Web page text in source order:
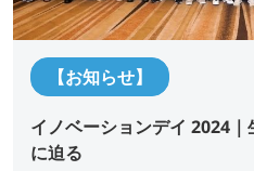
【お知らせ】
イノベーションデイ 2024
に迫る